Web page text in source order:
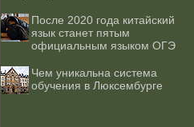
После 2020 года китайский
язык станет пятым
официальным языком ОГЭ
Чем уникальна система
обучения в Люксембурге